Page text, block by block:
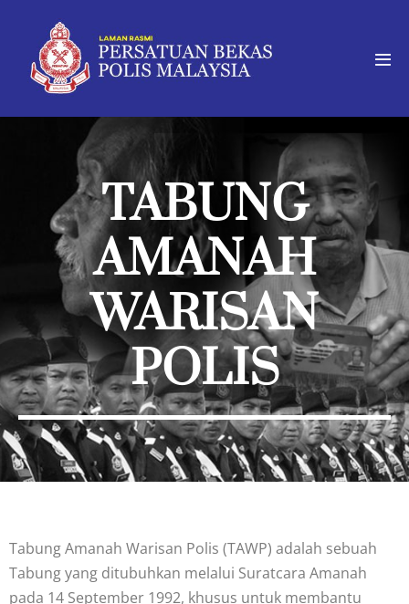
TABUNG
AMANAH
WARISAN
POLIS
Tabung Amanah Warisan Polis (TAWP) adalah sebuah
Tabung yang ditubuhkan melalui Suratcara Amanah
pada 14 September 1992, khusus untuk membantu